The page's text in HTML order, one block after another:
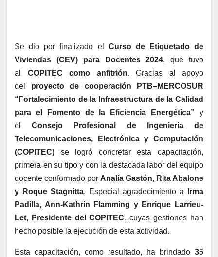
Se dio por finalizado el Curso de Etiquetado de
Viviendas (CEV) para Docentes 2024, que tuvo
al COPITEC como anfitrión. Gracias al apoyo
del proyecto de cooperación PTB–MERCOSUR
“Fortalecimiento de la Infraestructura de la Calidad
para el Fomento de la Eficiencia Energética” y
elConsejo Profesional de Ingeniería de
Telecomunicaciones, Electrónica y Computación
(COPITEC) se logró concretar esta capacitación,
primera en su tipo y con la destacada labor del equipo
docente conformado por Analía Gastón, Rita Abalone
y Roque Stagnitta. Especial agradecimiento a
Irma
Padilla, Ann-Kathrin Flamming y Enrique Larrieu-
Let, Presidente del COPITEC, cuyas gestiones han
hecho posible la ejecución de esta actividad.
Esta capacitación, como resultado, ha brindado 35